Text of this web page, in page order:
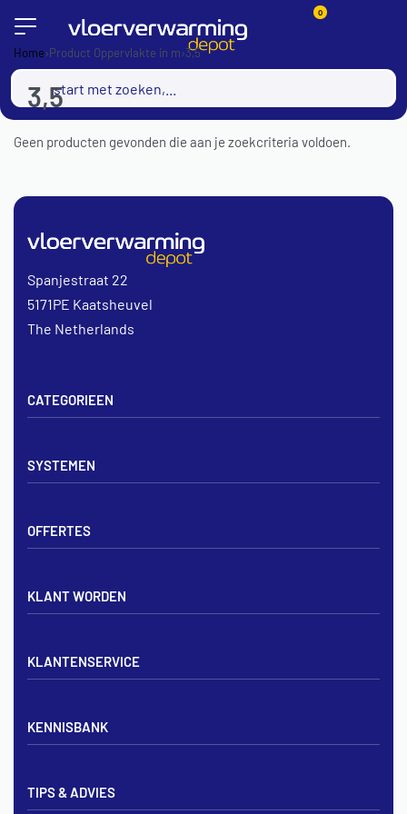
0
Home›Product Oppervlakte in m›3,5
3,5
Geen producten gevonden die aan je zoekcriteria voldoen.
CATEGORIEEN
Verdelers
Noppenplaten
Draadmatten
SYSTEMEN
Noppenplaat systeem
OFFERTES
Offerte voor vloerverwarming
Vloerverwarming Tilburg
KLANT WORDEN
Aanmelden zakelijk
Spanjestraat 22
5171PE Kaatsheuvel
The Netherlands
KLANTENSERVICE
Zakelijk aanmelden
Bezorgen & afhalen
Privacybeleid
KENNISBANK
Vloerverwarming en radiatoren
TIPS & ADVIES